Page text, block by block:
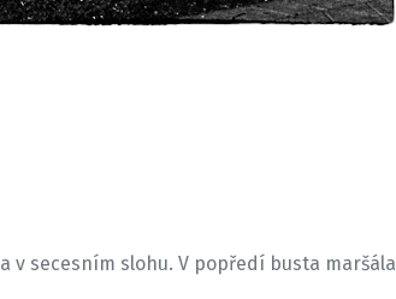
v secesním slohu. V popředí busta maršála